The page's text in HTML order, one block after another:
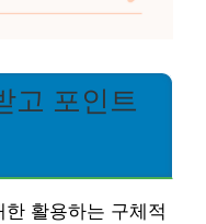
고 포인트
활용하는 구체적